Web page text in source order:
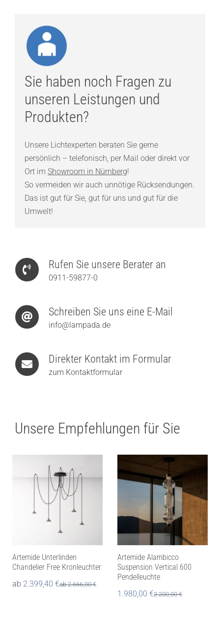
Sie haben noch Fragen zu
unseren Leistungen und
Produkten?
Unsere Lichtexperten beraten Sie gerne
persönlich – telefonisch, per Mail oder direkt vor
Ort im Showroom in Nürnberg!
So vermeiden wir auch unnötige Rücksendungen.
Das ist gut für Sie, gut für uns und gut für die
Umwelt!
Rufen Sie unsere Berater an
0911-59877-0
Schreiben Sie uns eine E-Mail
info@lampada.de
Direkter Kontakt im Formular
zum Kontaktformular
Unsere Empfehlungen für Sie
Artemide Unterlinden
Chandelier Free Kronleuchter
ab 2.399,40 €ab2.666,00€
Artemide Alambicco
Suspension Vertical 600
Pendelleuchte
1.980,00 €2.200,00€